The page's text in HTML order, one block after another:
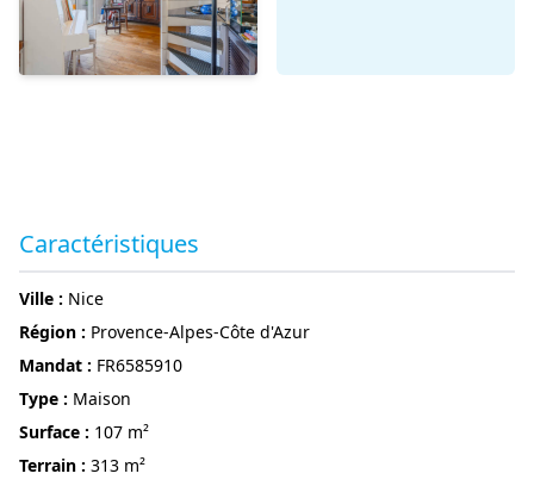
Caractéristiques
ville : Nice
région : Provence-Alpes-Côte d'Azur
Mandat : FR6585910
Type : Maison
surface : 107 m²
terrain : 313 m²